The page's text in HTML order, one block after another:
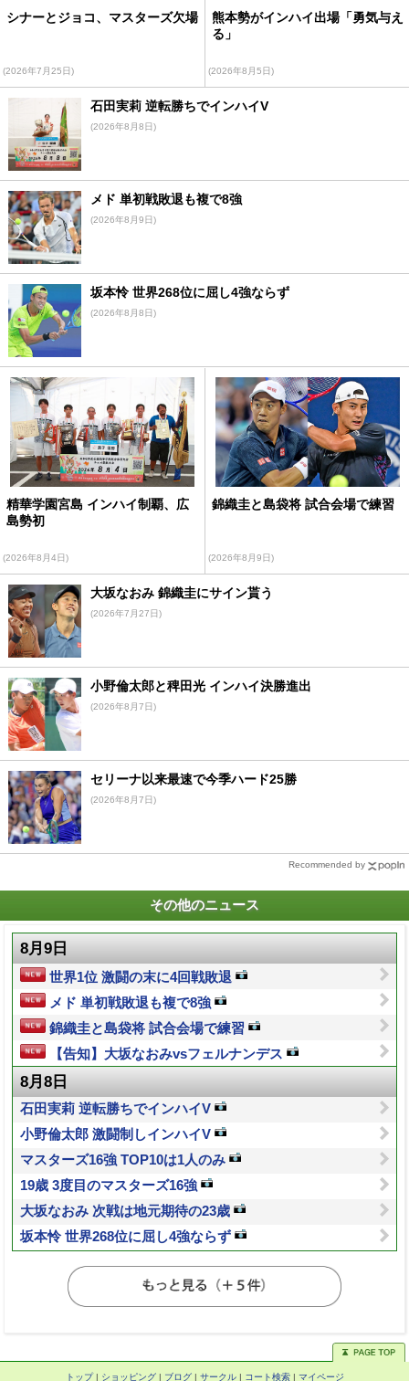
シナーとジョコ、マスターズ欠場
(2026年7月25日)
熊本勢がインハイ出場「勇気与え
る」
(2026年8月5日)
石田実莉 逆転勝ちでインハイV
(2026年8月8日)
メド 単初戦敗退も複で8強
(2026年8月9日)
坂本怜 世界268位に屈し4強ならず
(2026年8月8日)
精華学園宮島 インハイ制覇、広
島勢初
(2026年8月4日)
錦織圭と島袋将 試合会場で練習
(2026年8月9日)
大坂なおみ 錦織圭にサイン貰う
(2026年7月27日)
小野倫太郎と稗田光 インハイ決勝進出
(2026年8月7日)
セリーナ以来最速で今季ハード25勝
(2026年8月7日)
Recommended by
その他のニュース
8月9日
世界1位 激闘の末に4回戦敗退
メド 単初戦敗退も複で8強
錦織圭と島袋将 試合会場で練習
【告知】大坂なおみvsフェルナンデス
8月8日
石田実莉 逆転勝ちでインハイV
小野倫太郎 激闘制しインハイV
マスターズ16強 TOP10は1人のみ
19歳 3度目のマスターズ16強
大坂なおみ 次戦は地元期待の23歳
坂本怜 世界268位に屈し4強ならず
トップ| ショッピング| ブログ| サークル| コート検索| マイページ